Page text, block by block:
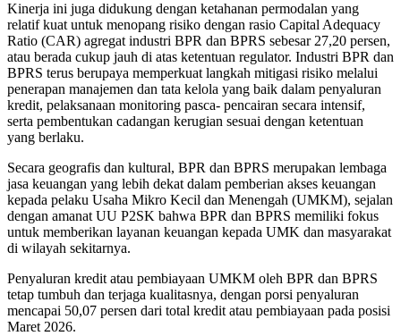
Kinerja ini juga didukung dengan ketahanan permodalan yang
relatif kuat untuk menopang risiko dengan rasio Capital Adequacy
Ratio (CAR) agregat industri BPR dan BPRS sebesar 27,20 persen,
atau berada cukup jauh di atas ketentuan regulator. Industri BPR dan
BPRS terus berupaya memperkuat langkah mitigasi risiko melalui
penerapan manajemen dan tata kelola yang baik dalam penyaluran
kredit, pelaksanaan monitoring pasca- pencairan secara intensif,
serta pembentukan cadangan kerugian sesuai dengan ketentuan
yang berlaku.
Secara geografis dan kultural, BPR dan BPRS merupakan lembaga
jasa keuangan yang lebih dekat dalam pemberian akses keuangan
kepada pelaku Usaha Mikro Kecil dan Menengah (UMKM), sejalan
dengan amanat UU P2SK bahwa BPR dan BPRS memiliki fokus
untuk memberikan layanan keuangan kepada UMK dan masyarakat
di wilayah sekitarnya.
Penyaluran kredit atau pembiayaan UMKM oleh BPR dan BPRS
tetap tumbuh dan terjaga kualitasnya, dengan porsi penyaluran
mencapai 50,07 persen dari total kredit atau pembiayaan pada posisi
Maret 2026.